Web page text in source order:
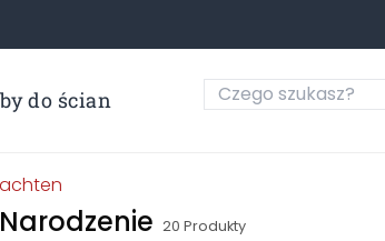
do ścian
20 Produkty